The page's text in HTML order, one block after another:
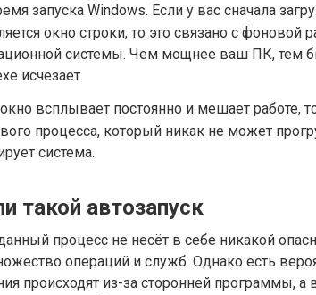
запуска Windows. Если у вас сначала
окно строки, то это связано с фоновой
системы. Чем мощнее ваш ПК, тем
исчезает.
всплывает постоянно и мешает работе,
процесса, который никак не может
система.
такой автозапуск
процесс не несёт в себе никакой
операций и служб. Однако есть
происходят из-за сторонней программы, а